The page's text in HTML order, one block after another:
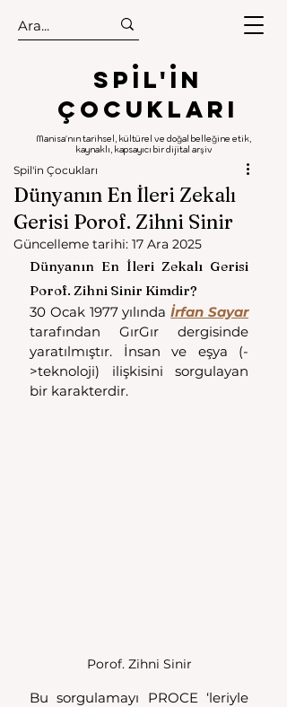
.
.
Spıl'in
Çocukları
Manisa'nın tarihsel, kültürel ve doğal belleğine etik,
kaynaklı, kapsayıcı bir dijital arşiv
Dünyanın En İleri Zekalı
Gerisi Porof. Zihni Sinir
Spil'in Çocukları
Güncelleme tarihi: 17 Ara 2025
Dünyanın En İleri Zekalı Gerisi
Porof. Zihni Sinir Kimdir?
30 Ocak 1977 yılında İrfan Sayar
tarafından GırGır dergisinde
yaratılmıştır. İnsan ve eşya (-
>teknoloji) ilişkisini sorgulayan
bir karakterdir.
Porof. Zihni Sinir
Bu sorgulamayı PROCE ‘leriyle